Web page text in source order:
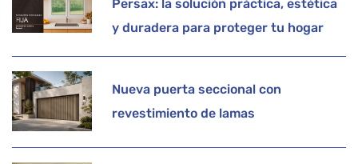
Persax: la solución práctica, estética
y duradera para proteger tu hogar
Nueva puerta seccional con
revestimiento de lamas